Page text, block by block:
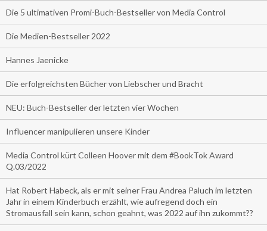
Die 5 ultimativen Promi-Buch-Bestseller von Media Control
Die Medien-Bestseller 2022
Hannes Jaenicke
Die erfolgreichsten Bücher von Liebscher und Bracht
NEU: Buch-Bestseller der letzten vier Wochen
Influencer manipulieren unsere Kinder
Media Control kürt Colleen Hoover mit dem #BookTok Award
Q.03/2022
Hat Robert Habeck, als er mit seiner Frau Andrea Paluch im letzten
Jahr in einem Kinderbuch erzählt, wie aufregend doch ein
Stromausfall sein kann, schon geahnt, was 2022 auf ihn zukommt??